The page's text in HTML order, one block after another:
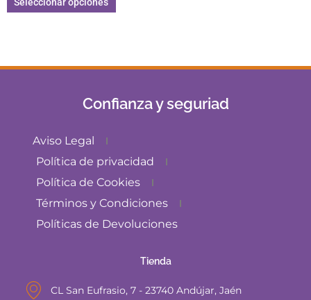
Confianza y seguriad
Aviso Legal
Política de privacidad
Política de Cookies
Términos y Condiciones
Políticas de Devoluciones
Tienda
CL San Eufrasio, 7 - 23740 Andújar, Jaén